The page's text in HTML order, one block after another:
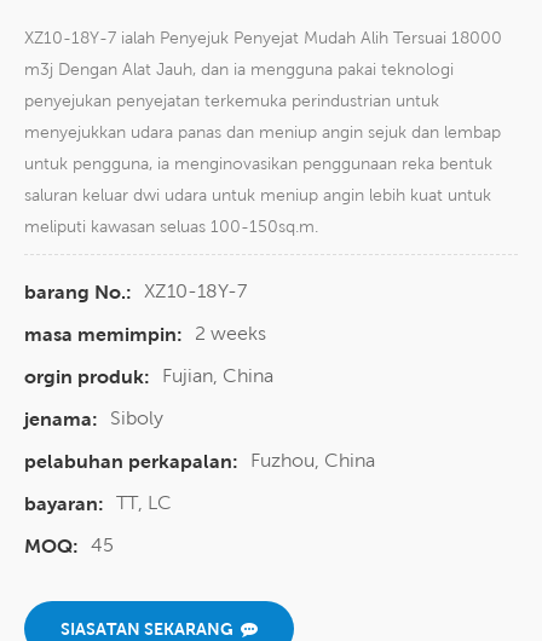
XZ10-18Y-7 ialah Penyejuk Penyejat Mudah Alih Tersuai 18000
m3j Dengan Alat Jauh, dan ia mengguna pakai teknologi
penyejukan penyejatan terkemuka perindustrian untuk
menyejukkan udara panas dan meniup angin sejuk dan lembap
untuk pengguna, ia menginovasikan penggunaan reka bentuk
saluran keluar dwi udara untuk meniup angin lebih kuat untuk
meliputi kawasan seluas 100-150sq.m.
barang No.: XZ10-18Y-7
masa memimpin:
2 weeks
orgin produk:
Fujian, China
jenama:
Siboly
pelabuhan perkapalan:
Fuzhou, China
bayaran: TT, LC
MOQ: 45
SIASATAN SEKARANG